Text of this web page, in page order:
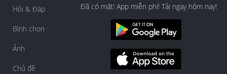
Hỏi & Đáp
Bình chọn
Ảnh
Chủ đề
Đã có mặt! App miễn phí! Tải ngay hôm nay!